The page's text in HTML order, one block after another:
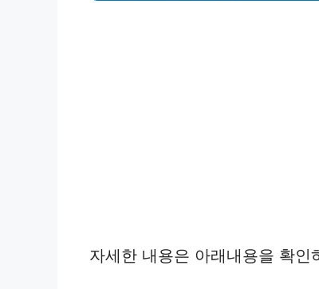
자세한 내용은 아래내용을 확인